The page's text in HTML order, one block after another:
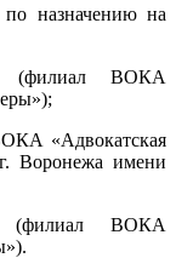
назначению на
(филиал ВОКА
«Адвокатская
Воронежа имени
(филиал ВОКА